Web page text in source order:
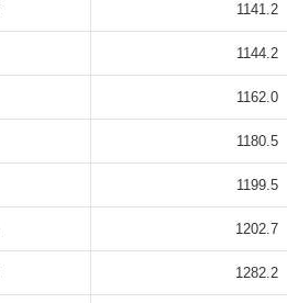
1141.2
1144.2
1162.0
1180.5
1199.5
1202.7
1282.2